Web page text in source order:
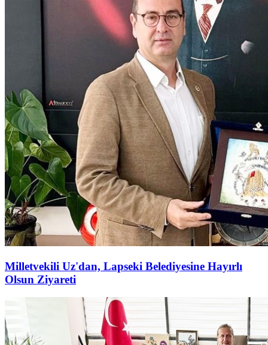
Milletvekili Uz'dan, Lapseki Belediyesine Hayırlı
Olsun Ziyareti